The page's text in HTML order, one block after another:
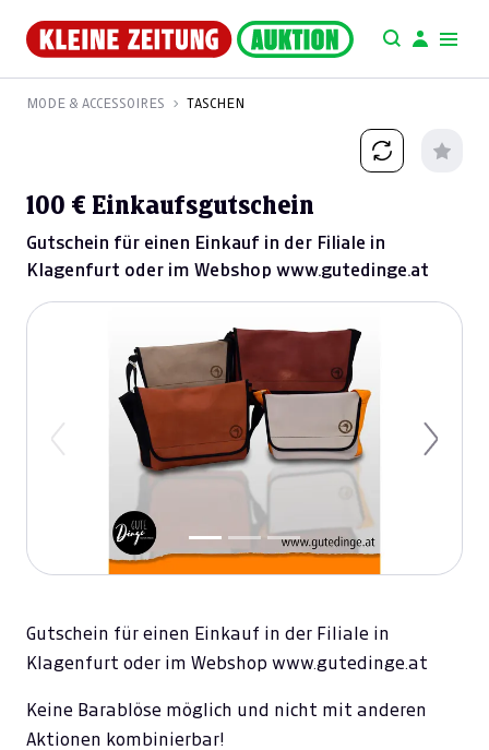
MODE & ACCESSOIRES TASCHEN
100 € Einkaufsgutschein
Gutschein für einen Einkauf in der Filiale in
Klagenfurt oder im Webshop www.gutedinge.at
Previous Next
Gutschein für einen Einkauf in der Filiale in
Klagenfurt oder im Webshop www.gutedinge.at
Keine Barablöse möglich und nicht mit anderen
Aktionen kombinierbar!